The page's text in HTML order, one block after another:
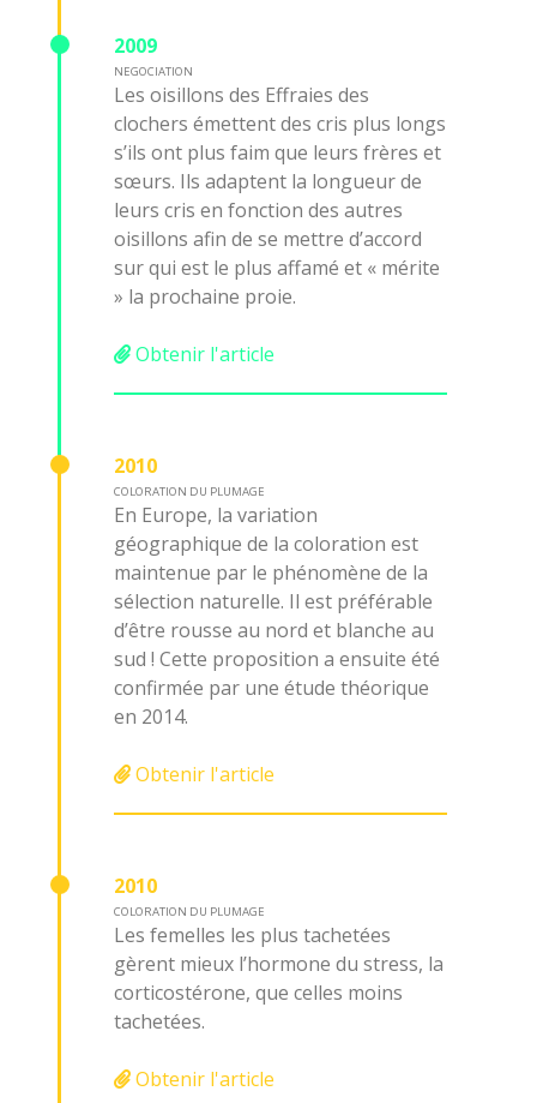
2009
NEGOCIATION
Les oisillons des Effraies des
clochers émettent des cris plus longs
s’ils ont plus faim que leurs frères et
sœurs. Ils adaptent la longueur de
leurs cris en fonction des autres
oisillons afin de se mettre d’accord
sur qui est le plus affamé et « mérite
» la prochaine proie.
Obtenir l'article
2010
COLORATION DU PLUMAGE
En Europe, la variation
géographique de la coloration est
maintenue par le phénomène de la
sélection naturelle. Il est préférable
d’être rousse au nord et blanche au
sud ! Cette proposition a ensuite été
confirmée par une étude théorique
en 2014.
Obtenir l'article
2010
COLORATION DU PLUMAGE
Les femelles les plus tachetées
gèrent mieux l’hormone du stress, la
corticostérone, que celles moins
tachetées.
Obtenir l'article